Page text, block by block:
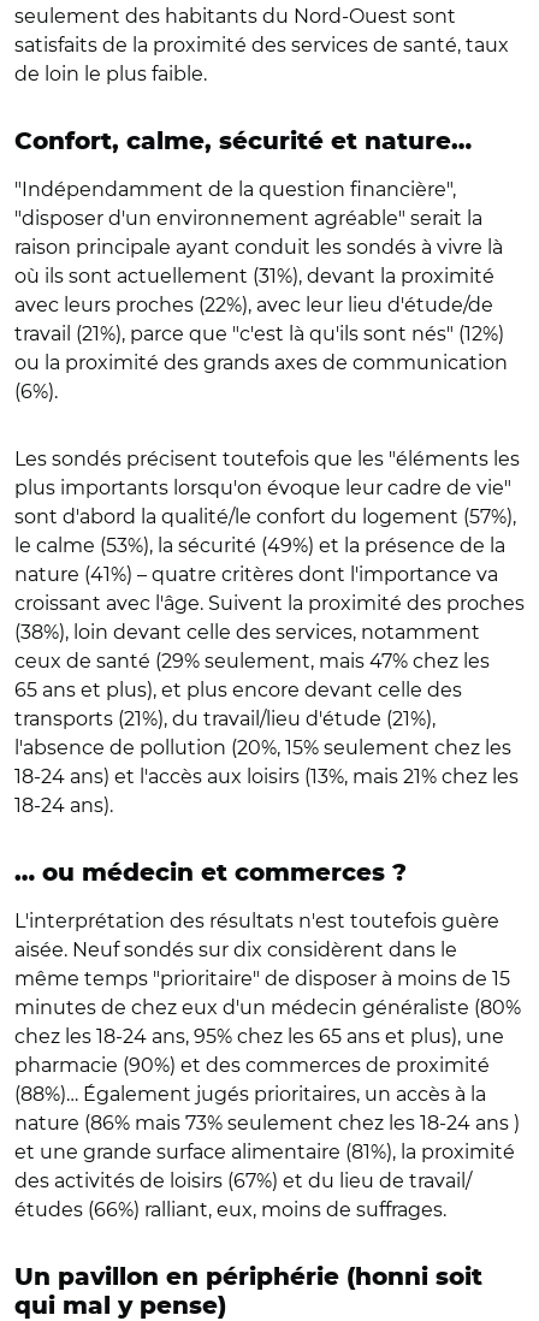
seulement des habitants du Nord-Ouest sont
satisfaits de la proximité des services de santé, taux
de loin le plus faible.
Confort, calme, sécurité et nature…
"Indépendamment de la question financière",
"disposer d'un environnement agréable" serait la
raison principale ayant conduit les sondés à vivre là
où ils sont actuellement (31%), devant la proximité
avec leurs proches (22%), avec leur lieu d'étude/de
travail (21%), parce que "c'est là qu'ils sont nés" (12%)
ou la proximité des grands axes de communication
(6%).
Les sondés précisent toutefois que les "éléments les
plus importants lorsqu'on évoque leur cadre de vie"
sont d'abord la qualité/le confort du logement (57%),
le calme (53%), la sécurité (49%) et la présence de la
nature (41%) – quatre critères dont l'importance va
croissant avec l'âge. Suivent la proximité des proches
(38%), loin devant celle des services, notamment
ceux de santé (29% seulement, mais 47% chez les
65 ans et plus), et plus encore devant celle des
transports (21%), du travail/lieu d'étude (21%),
l'absence de pollution (20%, 15% seulement chez les
18-24 ans) et l'accès aux loisirs (13%, mais 21% chez les
18-24 ans).
… ou médecin et commerces ?
L'interprétation des résultats n'est toutefois guère
aisée. Neuf sondés sur dix considèrent dans le
même temps "prioritaire" de disposer à moins de 15
minutes de chez eux d'un médecin généraliste (80%
chez les 18-24 ans, 95% chez les 65 ans et plus), une
pharmacie (90%) et des commerces de proximité
(88%)… Également jugés prioritaires, un accès à la
nature (86% mais 73% seulement chez les 18-24 ans )
et une grande surface alimentaire (81%), la proximité
des activités de loisirs (67%) et du lieu de travail/
études (66%) ralliant, eux, moins de suffrages.
Un pavillon en périphérie (honni soit
qui mal y pense)